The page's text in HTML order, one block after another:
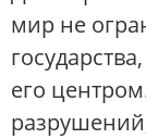
мир не
его